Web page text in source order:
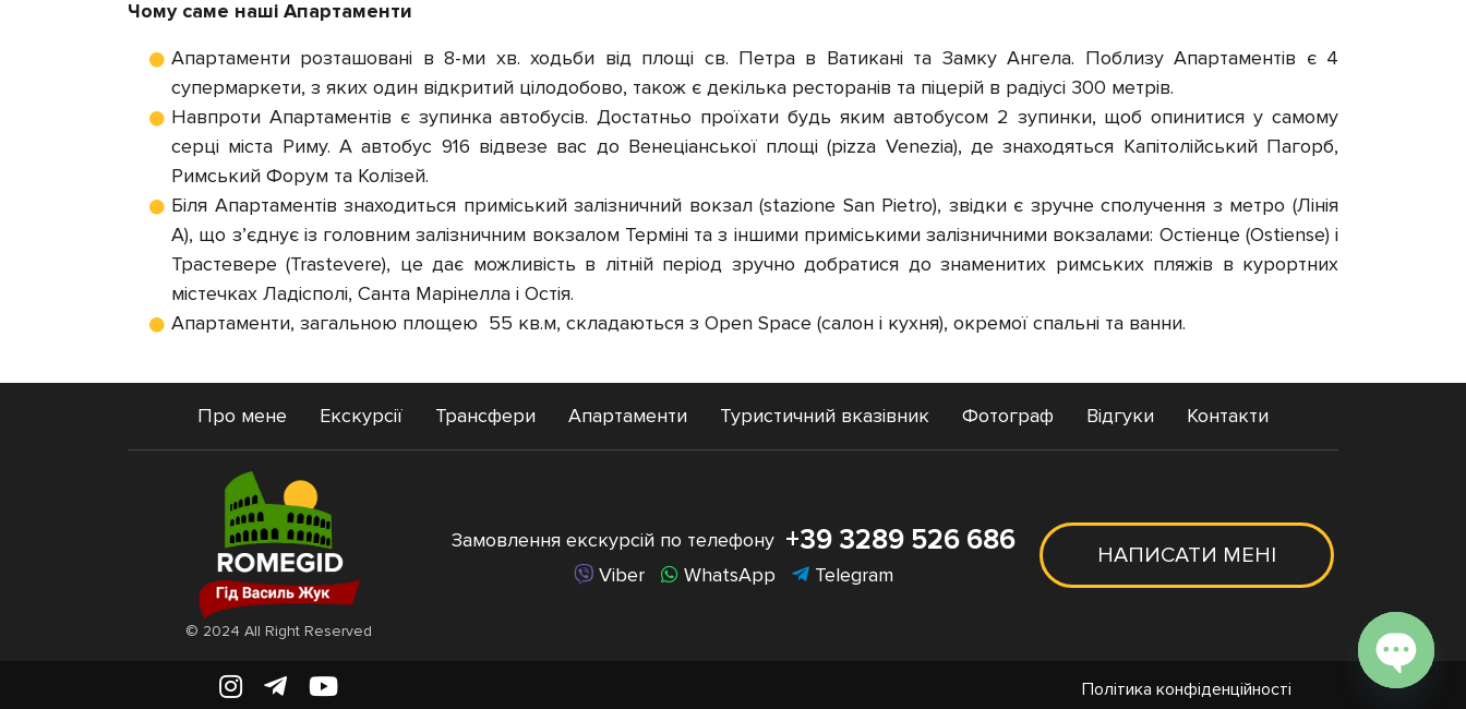
Чому саме наші Апартаменти
Апартаменти розташовані в 8-ми хв. ходьби від площі св. Петра в Ватикані та Замку Ангела. Поблизу Апартаментів є 4
супермаркети, з яких один відкритий цілодобово, також є декілька ресторанів та піцерій в радіусі 300 метрів.
Навпроти Апартаментів є зупинка автобусів. Достатньо проїхати будь яким автобусом 2 зупинки, щоб опинитися у самому
серці міста Риму. А автобус 916 відвезе вас до Венеціанської площі (pizza Venezia), де знаходяться Капітолійський Пагорб,
Римський Форум та Колізей.
Біля Апартаментів знаходиться приміський залізничний вокзал (stazione San Pietro), звідки є зручне сполучення з метро (Лінія
А), що з’єднує із головним залізничним вокзалом Терміні та з іншими приміськими залізничними вокзалами: Остіенце (Ostiense) і
Трастевере (Trastevere), це дає можливість в літній період зручно добратися до знаменитих римських пляжів в курортних
містечках Ладісполі, Санта Марінелла і Остія.
Апартаменти, загальною площею 55 кв.м, складаються з Open Space (салон і кухня), окремої спальні та ванни.
Про мене Екскурсії Трансфери Апартаменти Туристичний вказівник Фотограф Відгуки Контакти
© 2024 All Right Reserved
Замовлення екскурсій по телефону +39 3289 526 686
Viber WhatsApp Telegram
НАПИСАТИ МЕНІ
Політика конфіденційності